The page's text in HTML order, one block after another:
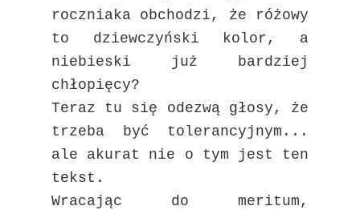
roczniaka obchodzi, że różowy
to dziewczyński kolor, a
niebieski już bardziej
chłopięcy?
Teraz tu się odezwą głosy, że
trzeba być tolerancyjnym...
ale akurat nie o tym jest ten
tekst.
Wracając do meritum,